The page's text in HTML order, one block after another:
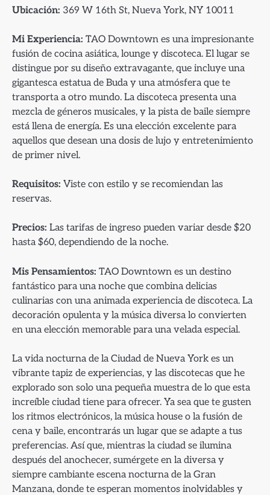
Ubicación: 369 W 16th St, Nueva York, NY 10011
Mi Experiencia: TAO Downtown es una impresionante
fusión de cocina asiática, lounge y discoteca. El lugar se
distingue por su diseño extravagante, que incluye una
gigantesca estatua de Buda y una atmósfera que te
transporta a otro mundo. La discoteca presenta una
mezcla de géneros musicales, y la pista de baile siempre
está llena de energía. Es una elección excelente para
aquellos que desean una dosis de lujo y entretenimiento
de primer nivel.
Requisitos: Viste con estilo y se recomiendan las
reservas.
Precios: Las tarifas de ingreso pueden variar desde $20
hasta $60, dependiendo de la noche.
Mis Pensamientos: TAO Downtown es un destino
fantástico para una noche que combina delicias
culinarias con una animada experiencia de discoteca. La
decoración opulenta y la música diversa lo convierten
en una elección memorable para una velada especial.
La vida nocturna de la Ciudad de Nueva York es un
vibrante tapiz de experiencias, y las discotecas que he
explorado son solo una pequeña muestra de lo que esta
increíble ciudad tiene para ofrecer. Ya sea que te gusten
los ritmos electrónicos, la música house o la fusión de
cena y baile, encontrarás un lugar que se adapte a tus
preferencias. Así que, mientras la ciudad se ilumina
después del anochecer, sumérgete en la diversa y
siempre cambiante escena nocturna de la Gran
Manzana, donde te esperan momentos inolvidables y